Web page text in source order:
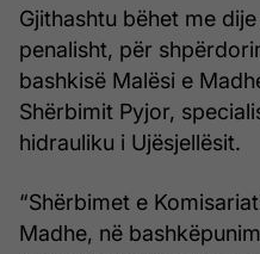
Gjithashtu bëhet me
penalisht, për
bashkisë Malësi e
Shërbimit Pyjor,
hidrauliku i Ujësjellësit.
“Shërbimet e
Madhe, në